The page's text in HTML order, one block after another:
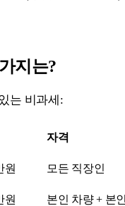
지는?
는 비과세:
자격
원 모든 직장인
원 본인 차량 + 본